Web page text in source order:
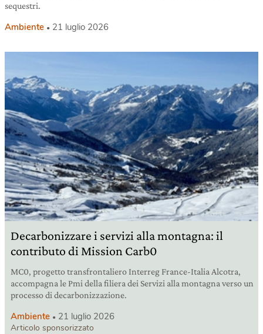
sequestri.
Ambiente 21 luglio 2026
Decarbonizzare i servizi alla montagna: il
contributo di Mission Carb0
MC0, progetto transfrontaliero Interreg France-Italia Alcotra,
accompagna le Pmi della filiera dei Servizi alla montagna verso un
processo di decarbonizzazione.
Ambiente 21 luglio 2026
Articolo sponsorizzato